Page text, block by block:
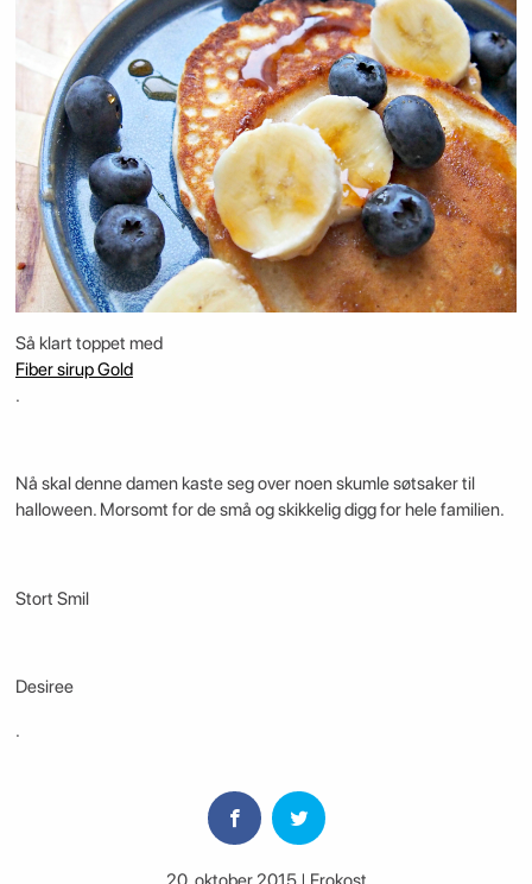
Så klart toppet med
Fiber sirup Gold
.
Nå skal denne damen kaste seg over noen skumle søtsaker til
halloween. Morsomt for de små og skikkelig digg for hele familien.
Stort Smil
Desiree
.